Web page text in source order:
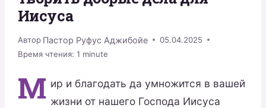
Иисуса
Автор Пастор Руфус Аджибойе
05.04.2025
Время чтения: 1 minute
М ир и благодать да умножится в вашей
жизни от нашего Господа Иисуса